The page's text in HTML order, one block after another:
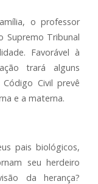
o professor
Supremo Tribunal
Favorável à
trará alguns
Civil prevê
e a materna.
pais biológicos,
seu herdeiro
da herança?